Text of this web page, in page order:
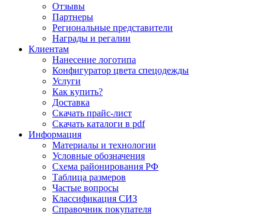
Отзывы
Партнеры
Региональные представители
Награды и регалии
Клиентам
Нанесение логотипа
Конфигуратор цвета спецодежды
Услуги
Как купить?
Доставка
Скачать прайс-лист
Скачать каталоги в pdf
Информация
Материалы и технологии
Условные обозначения
Схема районирования РФ
Таблица размеров
Частые вопросы
Классификация СИЗ
Справочник покупателя